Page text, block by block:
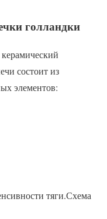
голландки
состоит из
элементов:
тяги.Схема